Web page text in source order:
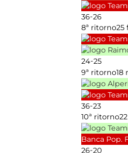
36-26
8ª ritorno25
24-25
9ª ritorno18
36-23
10ª ritorno
Banca Pop.
26-20